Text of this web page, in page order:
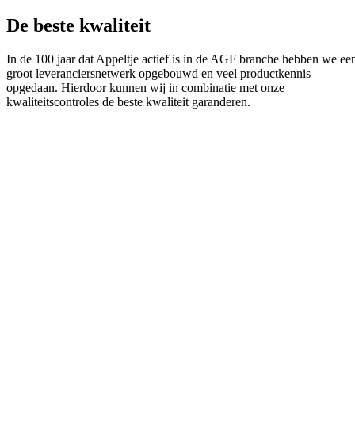
De beste kwaliteit
In de 100 jaar dat Appeltje actief is in de AGF branche hebben we
groot leveranciersnetwerk opgebouwd en veel productkennis
opgedaan. Hierdoor kunnen wij in combinatie met onze
kwaliteitscontroles de beste kwaliteit garanderen.